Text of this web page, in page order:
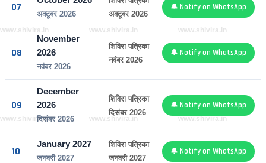
07
अक्टूबर 2026
अक्टूबर 2026
🔔 Notify on WhatsApp
08
November
2026
नवंबर 2026
शिविरा पत्रिका
नवंबर 2026
🔔 Notify on WhatsApp
09
December
2026
दिसंबर 2026
शिविरा पत्रिका
दिसंबर 2026
🔔 Notify on WhatsApp
10
January 2027
जनवरी 2027
शिविरा पत्रिका
जनवरी 2027
🔔 Notify on WhatsApp
www.shivira.in
www.shivira.in
www.shivira.in
www.shivira.in
www.shivira.in
www.shivira.in